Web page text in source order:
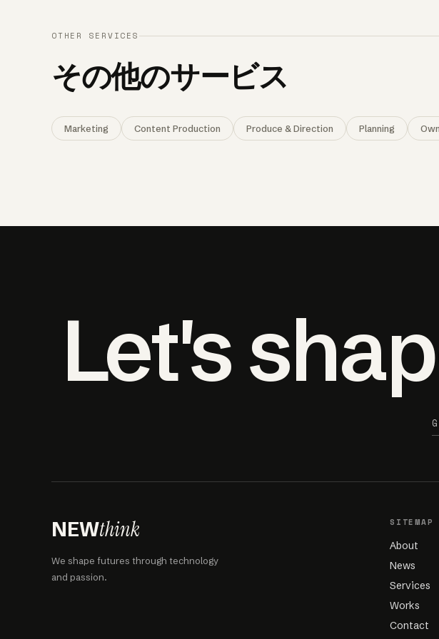
OTHER SERVICES
その他のサービス
Marketing Content Production Produce & Direction Planning
Let's
NEWthink
We shape futures through technology
and passion.
SITEMAP
About
News
Services
Works
Contact